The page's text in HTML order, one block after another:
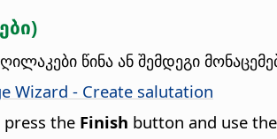
წინა ან შემდეგი
Wizard - Create salutation
the Finish button and use the